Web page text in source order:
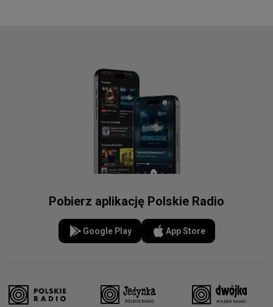
Pobierz aplikację Polskie Radio
Google Play App Store